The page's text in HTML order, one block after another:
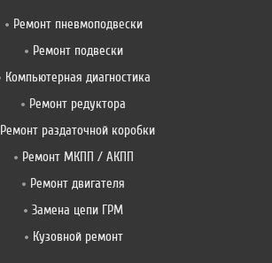
Ремонт пневмоподвески
Ремонт подвески
Компьютерная диагностика
Ремонт редуктора
Ремонт раздаточной коробки
Ремонт МКПП / АКПП
Ремонт двигателя
Замена цепи ГРМ
Кузовной ремонт